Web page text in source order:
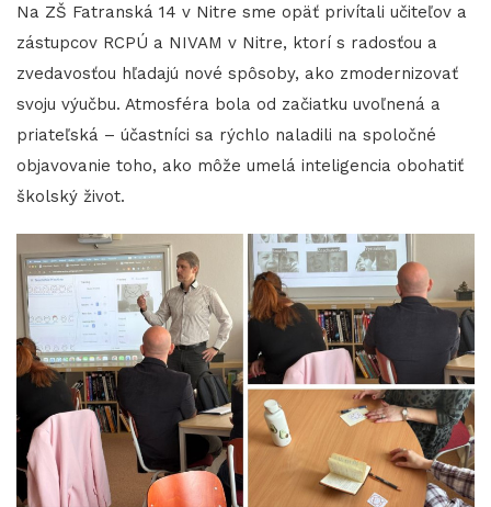
Na ZŠ Fatranská 14 v Nitre sme opäť privítali učiteľov a
zástupcov RCPÚ a NIVAM v Nitre, ktorí s radosťou a
zvedavosťou hľadajú nové spôsoby, ako zmodernizovať
svoju výučbu. Atmosféra bola od začiatku uvoľnená a
priateľská – účastníci sa rýchlo naladili na spoločné
objavovanie toho, ako môže umelá inteligencia obohatiť
školský život.